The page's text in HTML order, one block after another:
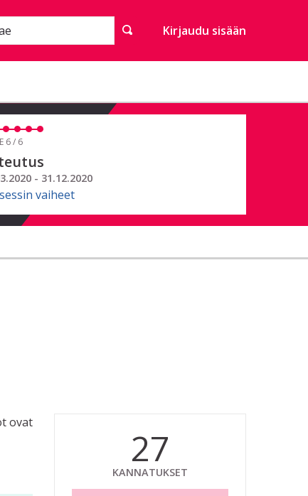
Kirjaudu sisään
6 / 6
- 31.12.2020
vaiheet
ovat
27
KANNATUKSET